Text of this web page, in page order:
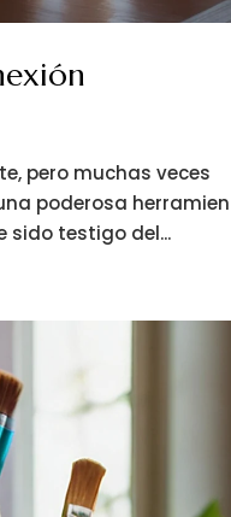
pero muchas veces
poderosa
sido testigo del...